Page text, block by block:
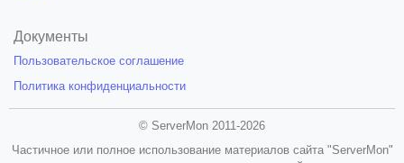
Документы
Пользовательское соглашение
Политика конфиденциальности
© ServerMon 2011-2026
Частичное или полное использование материалов сайта "ServerMon"